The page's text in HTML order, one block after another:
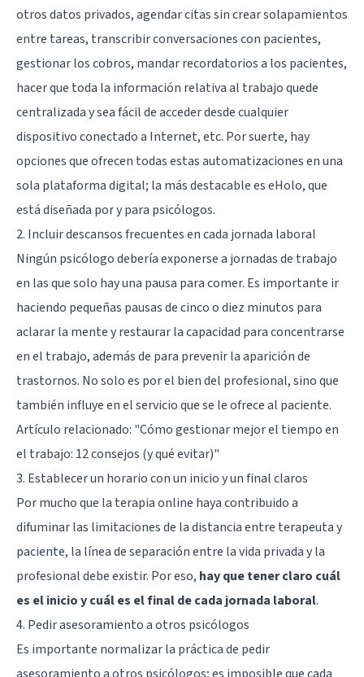
otros datos privados, agendar citas sin crear solapamientos
entre tareas, transcribir conversaciones con pacientes,
gestionar los cobros, mandar recordatorios a los pacientes,
hacer que toda la información relativa al trabajo quede
centralizada y sea fácil de acceder desde cualquier
dispositivo conectado a Internet, etc. Por suerte, hay
opciones que ofrecen todas estas automatizaciones en una
sola plataforma digital; la más destacable eseHolo, que
está diseñada por y para psicólogos.
2. Incluir descansos frecuentes en cada jornada laboral
Ningún psicólogo debería exponerse a jornadas de trabajo
en las que solo hay una pausa para comer. Es importante ir
haciendo pequeñas pausas de cinco o diez minutos para
aclarar la mente y restaurar la capacidad para concentrarse
en el trabajo, además de para prevenir la aparición de
trastornos. No solo es por el bien del profesional, sino que
también influye en el servicio que se le ofrece al paciente.
Artículo relacionado: "Cómo gestionar mejor el tiempo en
el trabajo: 12 consejos (y qué evitar)"
3. Establecer un horario con un inicio y un final claros
Por mucho que la terapia online haya contribuido a
difuminar las limitaciones de la distancia entre terapeuta y
paciente, la línea de separación entre la vida privada y la
profesional debe existir. Por eso, hay que tener claro cuál
es el inicio y cuál es el final de cada jornada laboral.
4. Pedir asesoramiento a otros psicólogos
Es importante normalizar la práctica de pedir